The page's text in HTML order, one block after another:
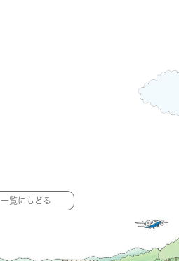
一覧にもどる